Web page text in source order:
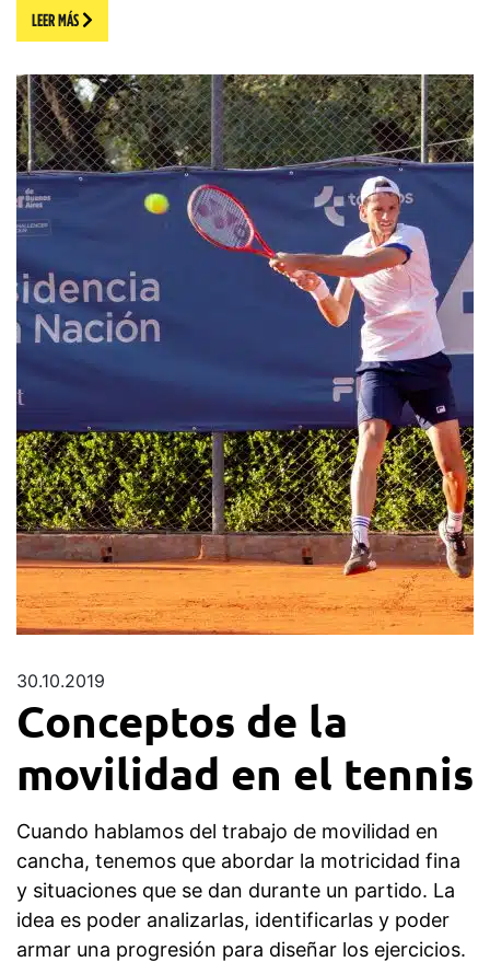
LEER MÁS
30.10.2019
Conceptos de la
movilidad en el tennis
Cuando hablamos del trabajo de movilidad en
cancha, tenemos que abordar la motricidad fina
y situaciones que se dan durante un partido. La
idea es poder analizarlas, identificarlas y poder
armar una progresión para diseñar los ejercicios.